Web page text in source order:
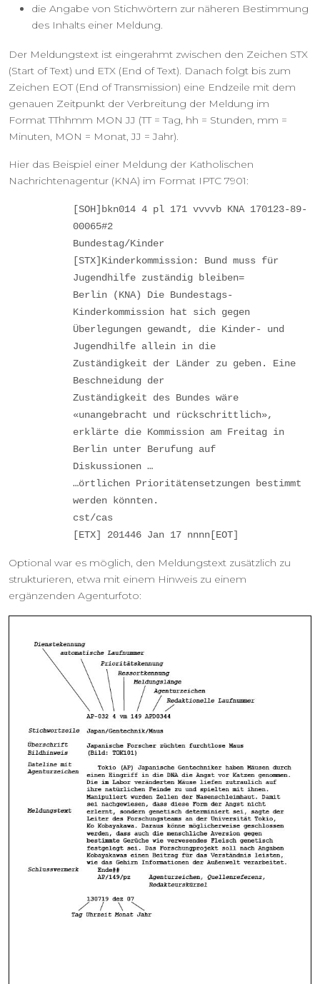
die Angabe von Stichwörtern zur näheren Bestimmung
des Inhalts einer Meldung.
Der Meldungstext ist eingerahmt zwischen den Zeichen STX
(Start of Text) und ETX (End of Text). Danach folgt bis zum
Zeichen EOT (End of Transmission) eine Endzeile mit dem
genauen Zeitpunkt der Verbreitung der Meldung im
Format TThhmm MON JJ (TT = Tag, hh = Stunden, mm =
Minuten, MON = Monat, JJ = Jahr).
Hier das Beispiel einer Meldung der Katholischen
Nachrichtenagentur (KNA) im Format IPTC 7901:
[SOH]bkn014 4 pl 171 vvvvb KNA 170123-89-
00065#2
Bundestag/Kinder
[STX]Kinderkommission: Bund muss für
Jugendhilfe zuständig bleiben=
Berlin (KNA) Die Bundestags-
Kinderkommission hat sich gegen
Überlegungen gewandt, die Kinder- und
Jugendhilfe allein in die
Zuständigkeit der Länder zu geben. Eine
Beschneidung der
Zuständigkeit des Bundes wäre
«unangebracht und rückschrittlich»,
erklärte die Kommission am Freitag in
Berlin unter Berufung auf
Diskussionen …
…örtlichen Prioritätensetzungen bestimmt
werden könnten.
cst/cas
[ETX] 201446 Jan 17 nnnn[EOT]
Optional war es möglich, den Meldungstext zusätzlich zu
strukturieren, etwa mit einem Hinweis zu einem
ergänzenden Agenturfoto: